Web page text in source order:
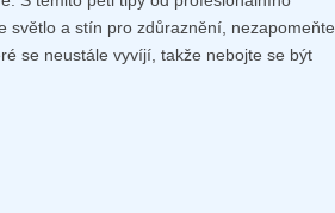
světlo a stín pro zdůraznění, nezapomeňte
se neustále vyvíjí, takže nebojte se být